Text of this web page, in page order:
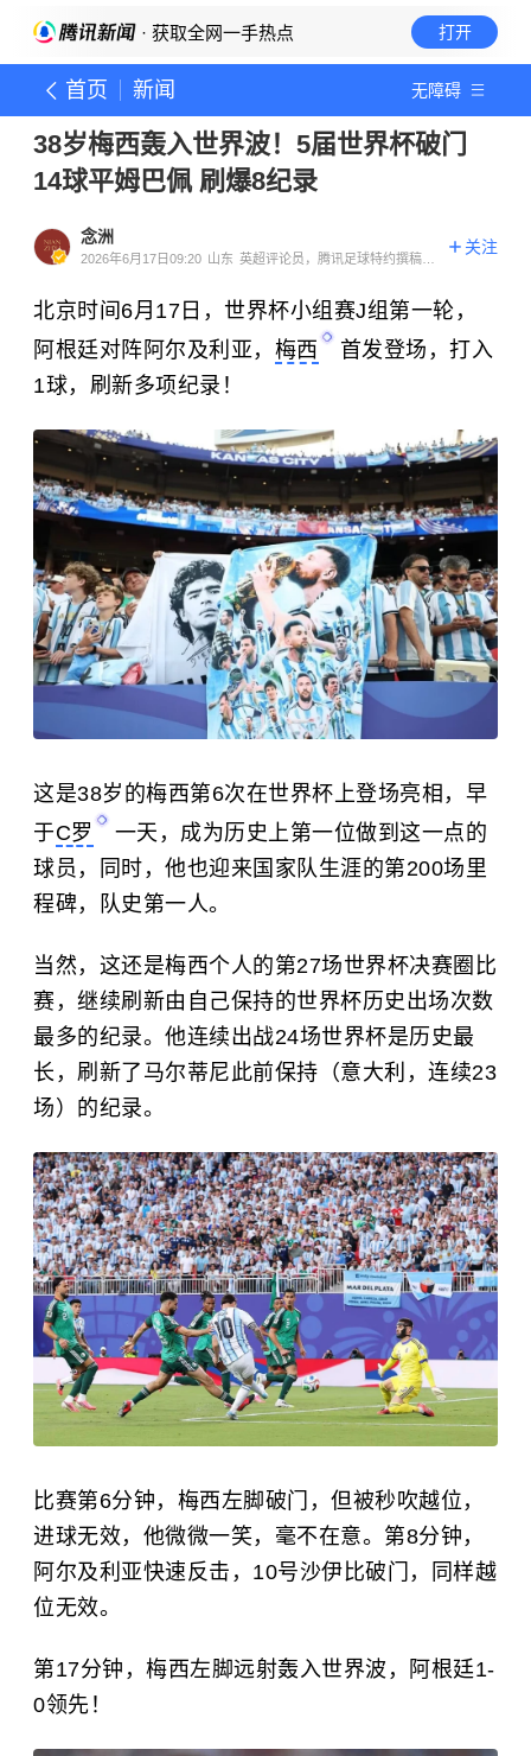
· 获取全网一手热点 打开
首页 新闻 无障碍
38岁梅西轰入世界波！5届世界杯破门
14球平姆巴佩 刷爆8纪录
念洲
2026年6月17日09:20 山东 英超评论员，腾讯足球特约撰稿人
关注
北京时间6月17日，世界杯小组赛J组第一轮，
阿根廷对阵阿尔及利亚， 梅西
首发登场，打入
1球，刷新多项纪录！
这是38岁的梅西第6次在世界杯上登场亮相，早
于C罗
一天，成为历史上第一位做到这一点的
球员，同时，他也迎来国家队生涯的第200场里
程碑，队史第一人。
当然，这还是梅西个人的第27场世界杯决赛圈比
赛，继续刷新由自己保持的世界杯历史出场次数
最多的纪录。他连续出战24场世界杯是历史最
长，刷新了马尔蒂尼此前保持（意大利，连续23
场）的纪录。
比赛第6分钟，梅西左脚破门，但被秒吹越位，
进球无效，他微微一笑，毫不在意。第8分钟，
阿尔及利亚快速反击，10号沙伊比破门，同样越
位无效。
第17分钟，梅西左脚远射轰入世界波，阿根廷1-
0领先！